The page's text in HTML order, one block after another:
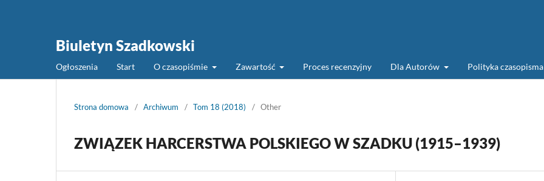
Biuletyn Szadkowski
Ogłoszenia Start O czasopiśmie Zawartość Proces recenzyjny Dla Autorów Polityka czasopisma
Strona domowa / Archiwum / Tom 18 (2018) / Other
ZWIĄZEK HARCERSTWA POLSKIEGO W SZADKU (1915–1939)